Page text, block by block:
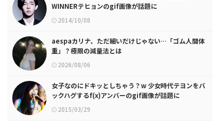
WINNERテヒョンのgif画像が話題に
2014/10/08
aespaカリナ、ただ細いだけじゃない…「ゴム人間体
重」？極限の減量法とは
2026/08/06
女子なのにドキッとしちゃう？w 少女時代テヨンをバ
ックハグするf(x)アンバーのgif画像が話題に
2015/03/29